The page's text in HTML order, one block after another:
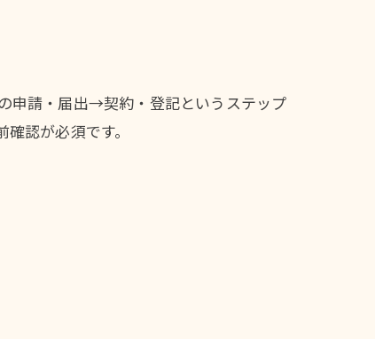
申請・届出→契約・登記というステップ
認が必須です。